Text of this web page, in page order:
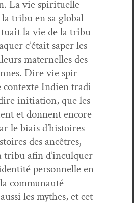
La vie spir­ituelle
tribu en sa glob­al­
la vie de la tribu
c’était saper les
mater­nelles des
Dire vie spir­
con­texte Indi­en tra­di­
ini­ti­a­tion, que les
et don­nent encore
le biais d’histoires
des ancêtres,
tribu afin d’inculquer
per­son­nelle en
com­mu­nauté
les mythes, et cet